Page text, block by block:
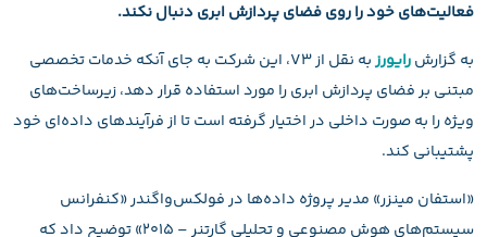
فعالیت‌های خود را روی فضای پردازش ابری دنبال نکند.
به گزارشرایورز
به نقل از V3، این شرکت به جای آنکه خدمات تخصصی
مبتنی بر فضای پردازش ابری را مورد استفاده قرار دهد، زیرساخت‌های
ویژه را به صورت داخلی در اختیار گرفته است تا از فرآیندهای داده‌ای خود
پشتیبانی کند.
«استفان مینزر» مدیر پروژه داده‌ها در فولکس‌واگندر «کنفرانس
سیستم‌های هوش مصنوعی و تحلیلی گارتنر – ۲۰۱۵» توضیح داد که